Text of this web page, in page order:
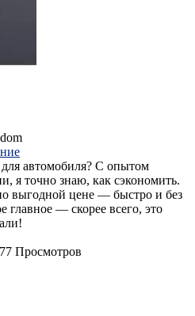
автомобиля? С опытом
я точно знаю, как сэкономить.
выгодной цене — быстро и без
— скорее всего, это
Просмотров